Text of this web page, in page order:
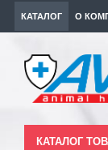
КАТАЛОГ О
КАТАЛОГ